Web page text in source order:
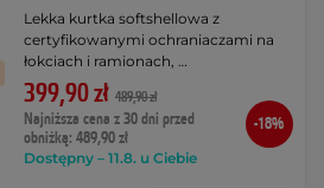
Lekka kurtka softshellowa z
certyfikowanymi ochraniaczami na
łokciach i ramionach, …
399,90 zł 489,90 zł
Najniższa cena z 30 dni przed
obniżką: 489,90 zł
Dostępny – 11.8. u Ciebie
-18%